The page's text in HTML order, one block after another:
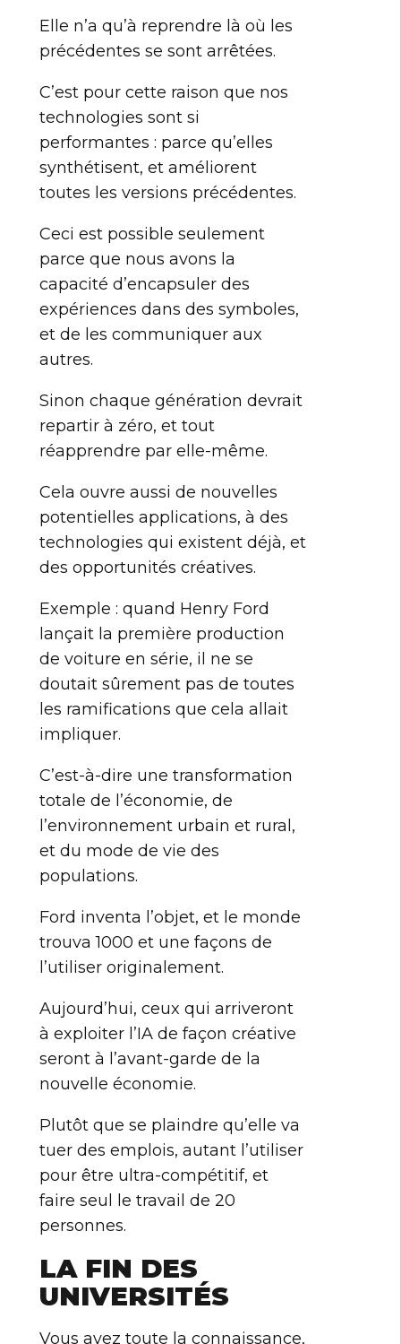
Elle n’a qu’à reprendre là où les
précédentes se sont arrêtées.
C’est pour cette raison que nos
technologies sont si
performantes : parce qu’elles
synthétisent, et améliorent
toutes les versions précédentes.
Ceci est possible seulement
parce que nous avons la
capacité d’encapsuler des
expériences dans des symboles,
et de les communiquer aux
autres.
Sinon chaque génération devrait
repartir à zéro, et tout
réapprendre par elle-même.
Cela ouvre aussi de nouvelles
potentielles applications, à des
technologies qui existent déjà, et
des opportunités créatives.
Exemple : quand Henry Ford
lançait la première production
de voiture en série, il ne se
doutait sûrement pas de toutes
les ramifications que cela allait
impliquer.
C’est-à-dire une transformation
totale de l’économie, de
l’environnement urbain et rural,
et du mode de vie des
populations.
Ford inventa l’objet, et le monde
trouva 1000 et une façons de
l’utiliser originalement.
Aujourd’hui, ceux qui arriveront
à exploiter l’IA de façon créative
seront à l’avant-garde de la
nouvelle économie.
Plutôt que se plaindre qu’elle va
tuer des emplois, autant l’utiliser
pour être ultra-compétitif, et
faire seul le travail de 20
personnes.
LA FIN DES
UNIVERSITÉS
Vous avez toute la connaissance,